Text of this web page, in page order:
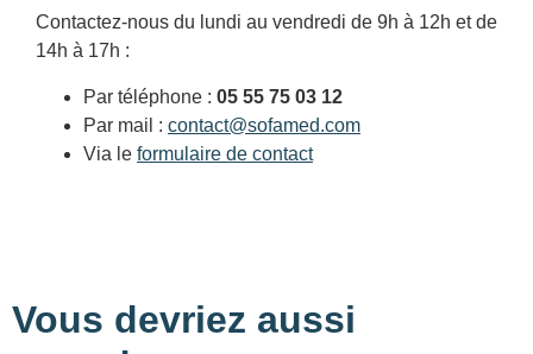
Contactez-nous du lundi au vendredi de 9h à 12h et de
14h à 17h :
Par téléphone : 05 55 75 03 12
Par mail : contact@sofamed.com
Via le formulaire de contact
Vous devriez aussi